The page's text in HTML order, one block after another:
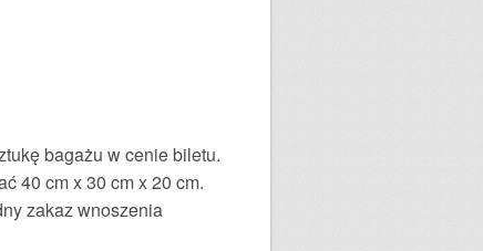
bagażu w cenie biletu.
40 cm x 30 cm x 20 cm.
zakaz wnoszenia